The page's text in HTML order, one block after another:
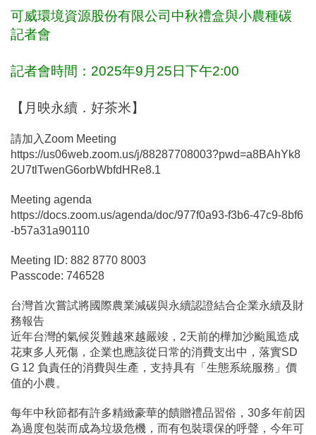
可威環境資源股份有限公司中秋禮盒與小農種碳
記者會
記者會時間：2025年9月25日下午2:00
【月映永續．好茶米】
請加入Zoom Meeting
https://us06web.zoom.us/j/88287708003?pwd=a8BAhYk8
2U7tlTwenG6orbWbfdHRe8.1
Meeting agenda
https://docs.zoom.us/agenda/doc/977f0a93-f3b6-47c9-8bf6
-b57a31a90110
Meeting ID: 882 8770 8003
Passcode: 746528
台灣首次嘗試將國際農業減碳與永續認證結合企業永續及財
務報告
近年台灣的氣候災難越來越嚴竣，2天前的樺加沙颱風造成
花東多人死傷，企業也應該從日常的消費支出中，落實SD
G 12 負責任的消費與生產，支持具有「生態系統服務」價
值的小農。
每年中秋節都有許多精緻豪華的饋贈禮品習俗，30多年前因
為過度包裝而成為垃圾危機，而有包裝環保的呼聲，今年可